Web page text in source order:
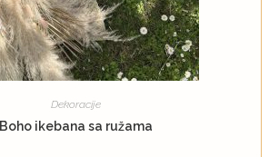
Dekoracije
Boho ikebana sa ružama